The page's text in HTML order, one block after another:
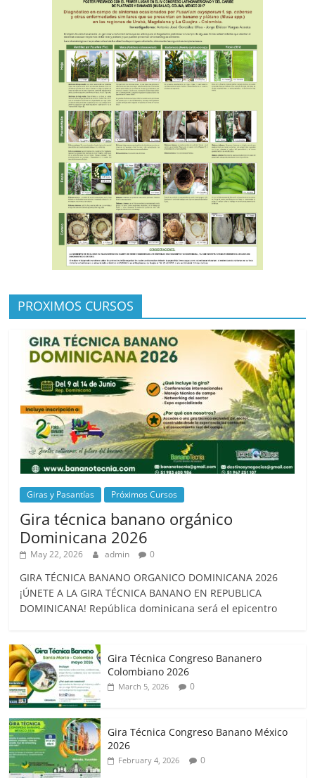
PROXIMOS CURSOS
Giras y Pasantías Próximos Cursos
Gira técnica banano orgánico
Dominicana 2026
May 22, 2026 admin 0
GIRA TÉCNICA BANANO ORGANICO DOMINICANA 2026
¡ÚNETE A LA GIRA TÉCNICA BANANO EN REPUBLICA
DOMINICANA! República dominicana será el epicentro
Gira Técnica Congreso Bananero
Colombiano 2026
March 5, 2026 0
Gira Técnica Congreso Banano México
2026
February 4, 2026 0